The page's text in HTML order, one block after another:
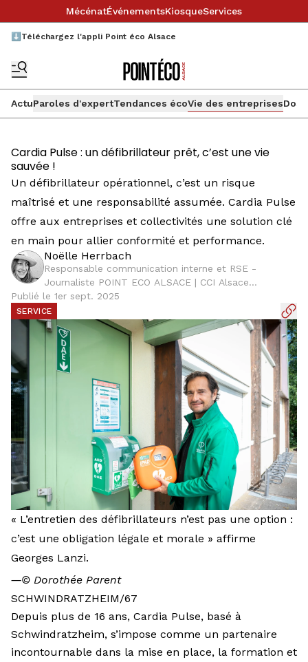
MécénatÉvénementsKiosqueServices
⬇️Téléchargez l'appli Point éco Alsace
ActuParoles d'expertTendances écoVie des entreprises
Cardia Pulse : un défibrillateur prêt, c’est une vie
sauvée !
Un défibrillateur opérationnel, c’est un risque
maîtrisé et une responsabilité assumée. Cardia Pulse
offre aux entreprises et collectivités une solution clé
en main pour allier conformité et performance.
Noëlle Herrbach
Responsable communication interne et RSE -
Journaliste POINT ECO ALSACE | CCI Alsace
Eurométropole
Publié le 1er sept. 2025
SERVICE
« L’entretien des défibrillateurs n’est pas une option :
c’est une obligation légale et morale » affirme
Georges Lanzi.
―© Dorothée Parent
SCHWINDRATZHEIM/67
Depuis plus de 16 ans, Cardia Pulse, basé à
Schwindratzheim, s’impose comme un partenaire
incontournable dans la mise en place, la formation et